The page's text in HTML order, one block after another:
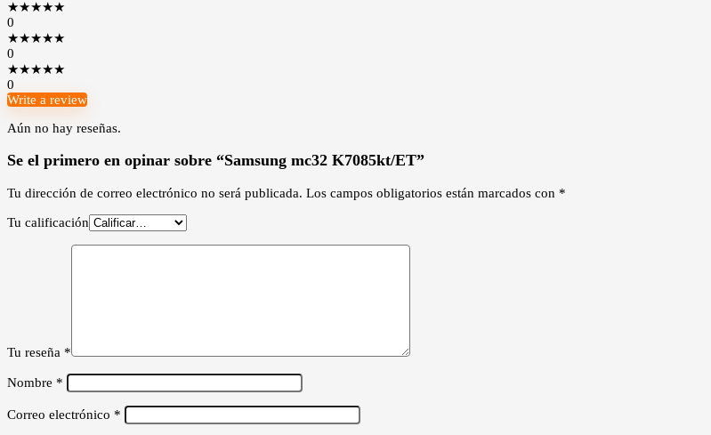
★★★★★
0
★★★★★
0
★★★★★
0
Write a review
Aún no hay reseñas.
Se el primero en opinar sobre “Samsung mc32 K7085kt/ET”
Tu dirección de correo electrónico no será publicada. Los campos obligatorios están marcados con *
Tu calificación
Tu reseña *
Nombre *
Correo electrónico *